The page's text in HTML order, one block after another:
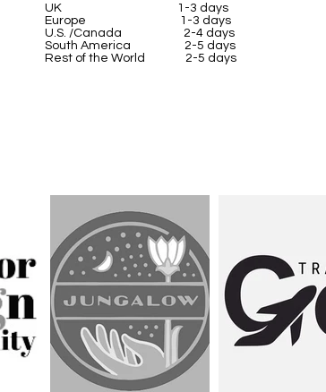
UK
1-3 days
Europe 1-3 days
U.S. /Canada 2-4 days
South America 2-5 days
Rest of the World 2-5 days